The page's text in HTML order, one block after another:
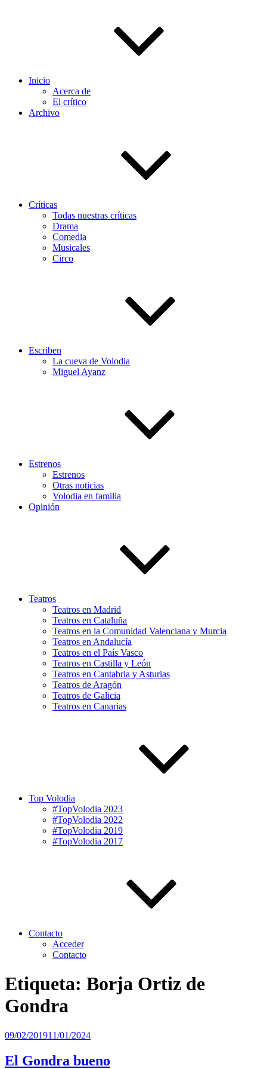
Inicio
Acerca de
El crítico
Archivo
Críticas
Todas nuestras críticas
Drama
Comedia
Musicales
Circo
Escriben
La cueva de Volodia
Miguel Ayanz
Estrenos
Estrenos
Otras noticias
Volodia en familia
Opinión
Teatros
Teatros en Madrid
Teatros en Cataluña
Teatros en la Comunidad Valenciana y Murcia
Teatros en Andalucía
Teatros en el País Vasco
Teatros en Castilla y León
Teatros en Cantabria y Asturias
Teatros de Aragón
Teatros de Galicia
Teatros en Canarias
Top Volodia
#TopVolodia 2023
#TopVolodia 2022
#TopVolodia 2019
#TopVolodia 2017
Contacto
Acceder
Contacto
Etiqueta: Borja Ortiz de
Gondra
Publicado
09/02/201911/01/2024
El Gondra bueno